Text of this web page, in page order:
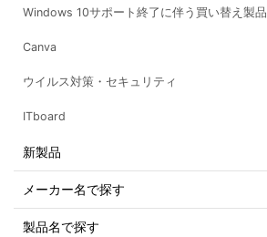
Windows 10サポート終了に伴う買い替え製品
Canva
ウイルス対策・セキュリティ
ITboard
新製品
メーカー名で探す
製品名で探す